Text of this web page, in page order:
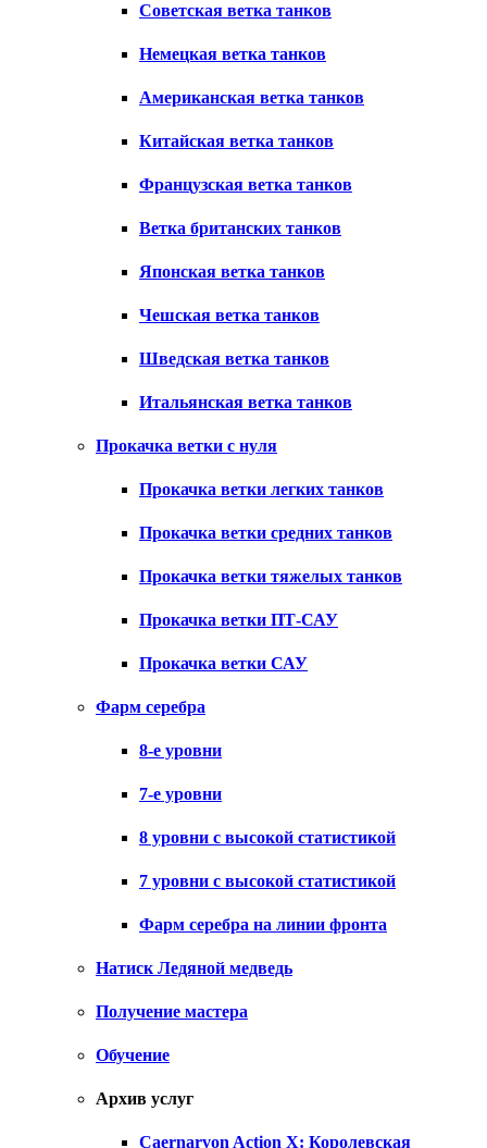
Советская ветка танков
Немецкая ветка танков
Американская ветка танков
Китайская ветка танков
Французская ветка танков
Ветка британских танков
Японская ветка танков
Чешская ветка танков
Шведская ветка танков
Итальянская ветка танков
Прокачка ветки с нуля
Прокачка ветки легких танков
Прокачка ветки средних танков
Прокачка ветки тяжелых танков
Прокачка ветки ПТ-САУ
Прокачка ветки САУ
Фарм серебра
8-е уровни
7-е уровни
8 уровни с высокой статистикой
7 уровни с высокой статистикой
Фарм серебра на линии фронта
Натиск Ледяной медведь
Получение мастера
Обучение
Архив услуг
Caernarvon Action X: Королевская